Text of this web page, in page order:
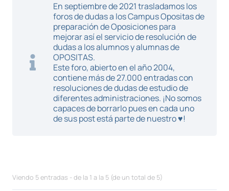
En septiembre de 2021 trasladamos los
foros de dudas a los Campus Opositas de
preparación de Oposiciones para
mejorar así el servicio de resolución de
dudas a los alumnos y alumnas de
OPOSITAS.
Este foro, abierto en el año 2004,
contiene más de 27.000 entradas con
resoluciones de dudas de estudio de
diferentes administraciones. ¡No somos
capaces de borrarlo pues en cada uno
de sus post está parte de nuestro ♥!
Viendo 5 entradas - de la 1 a la 5 (de un total de 5)